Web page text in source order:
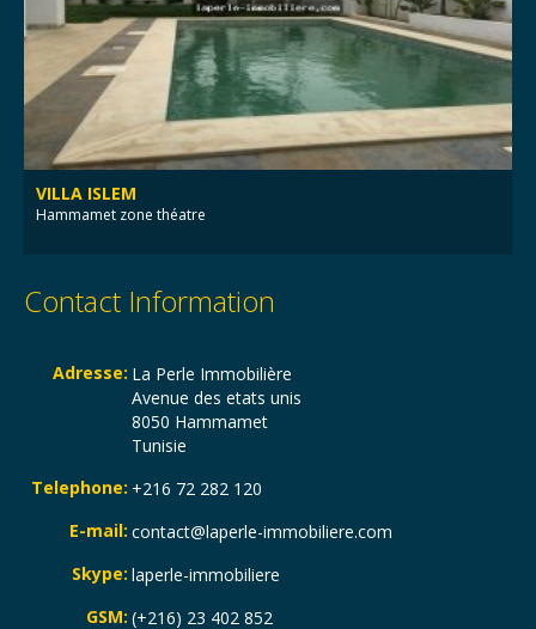
VILLA ISLEM
Hammamet zone théatre
Contact Information
Adresse: La Perle Immobilière
Avenue des etats unis
8050 Hammamet
Tunisie
Telephone: +216 72 282 120
E-mail: contact@laperle-immobiliere.com
Skype: laperle-immobiliere
GSM: (+216) 23 402 852